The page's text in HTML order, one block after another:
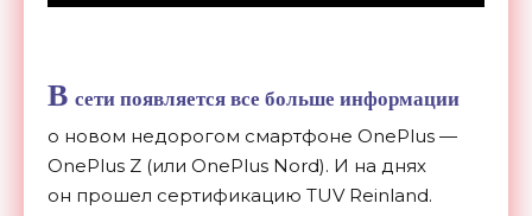
В сети появляется все больше информации
о новом недорогом смартфоне OnePlus —
OnePlus Z (или OnePlus Nord). И на днях
он прошел сертификацию TUV Reinland.